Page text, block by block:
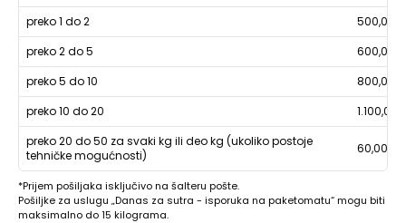
preko 1 do 2
500,00
preko 2 do 5
600,00
preko 5 do 10
800,00
preko 10 do 20
1.100,00
preko 20 do 50 za svaki kg ili deo kg (ukoliko postoje
tehničke mogućnosti)
60,00
*Prijem pošiljaka isključivo na šalteru pošte.
Pošiljke za uslugu „Danas za sutra - isporuka na paketomatu“ mogu biti
maksimalno do 15 kilograma.